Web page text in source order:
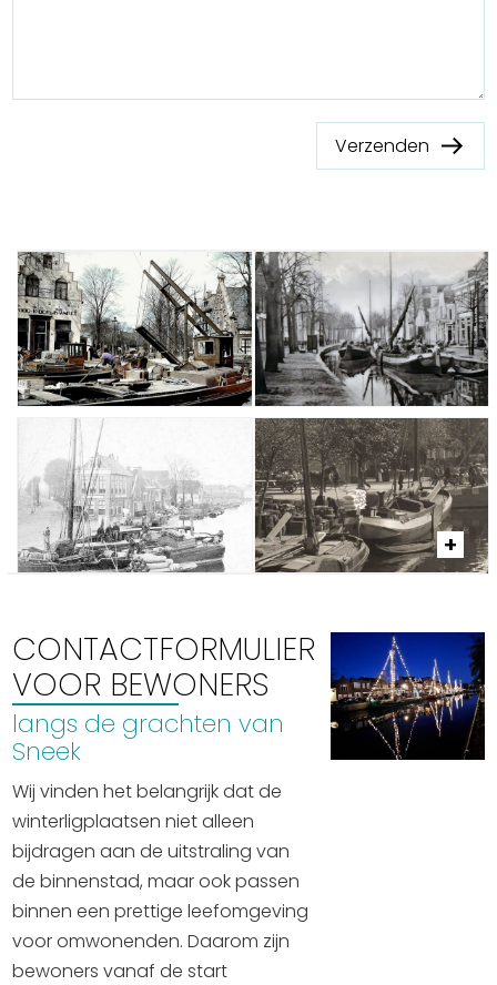
Verzenden
CONTACTFORMULIER
VOOR BEWONERS
langs de grachten van
Sneek
Wij vinden het belangrijk dat de
winterligplaatsen niet alleen
bijdragen aan de uitstraling van
de binnenstad, maar ook passen
binnen een prettige leefomgeving
voor omwonenden. Daarom zijn
bewoners vanaf de start